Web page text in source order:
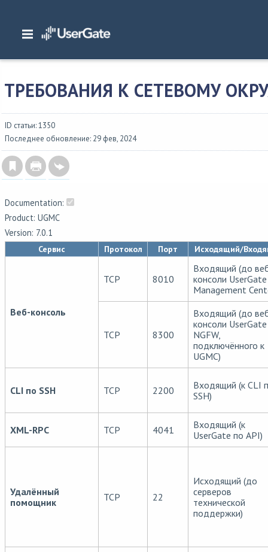
Главная/ Документация/Management Center
Требования к сетевому окружению
ТРЕБОВАНИЯ К СЕТЕВОМУ
ID статьи: 1350
Последнее обновление: 29 фев, 2024
Documentation:
Product: UGMC
Version: 7.0.1
Сервис Протокол Порт Исходящий/
Веб-консоль
TCP 8010
Входящий (до
консоли UserGate
Management
TCP 8300
Входящий (до
консоли UserGate
NGFW,
подключённого к
UGMC)
CLI по SSH TCP 2200
Входящий (к CLI
SSH)
XML-RPC TCP 4041
Входящий (к
UserGate по API)
Удалённый
помощник
TCP 22
Исходящий (до
серверов
технической
поддержки)